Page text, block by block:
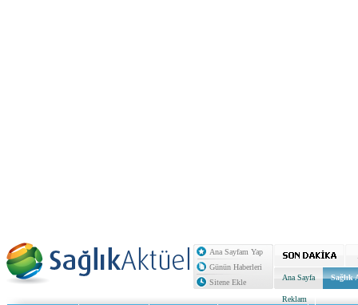
Ana Sayfam Yap
Günün Haberleri
Sitene Ekle
Ana Sayfa Sağlık
Reklam